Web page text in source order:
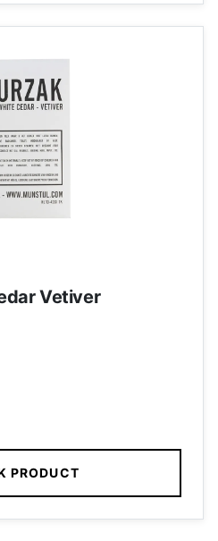
Vetiver
PRODUCT